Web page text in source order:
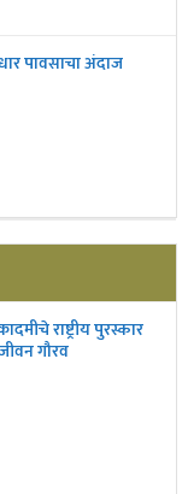
पावसाचा अंदाज
राष्ट्रीय पुरस्कार
गौरव